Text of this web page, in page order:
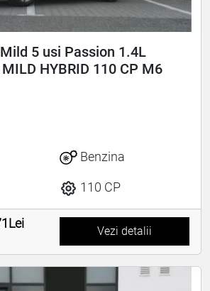
5 usi Passion 1.4L
MILD HYBRID 110 CP M6
Benzina
110 CP
Vezi detalii